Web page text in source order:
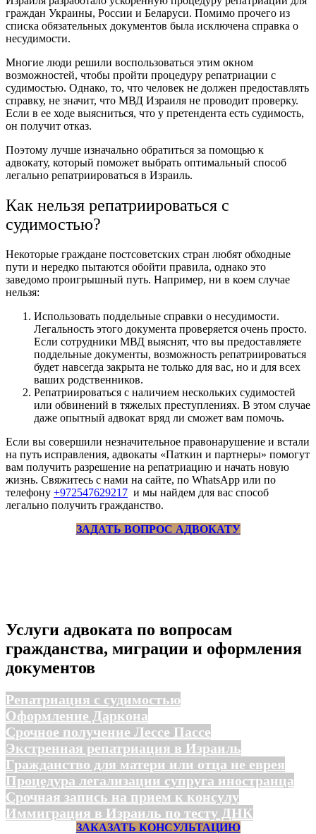
граждан Украины, России и Беларуси. Помимо прочего из
списка обязательных документов была исключена справка о
несудимости.
Многие люди решили воспользоваться этим окном
возможностей, чтобы пройти процедуру репатриации с
судимостью. Однако, то, что человек не должен предоставлять
справку, не значит, что МВД Израиля не проводит проверку.
Если в ее ходе выясниться, что у претендента есть судимость,
он получит отказ.
Поэтому лучше изначально обратиться за помощью к
адвокату, который поможет выбрать оптимальный способ
легально репатриироваться в Израиль.
Как нельзя репатриироваться с
судимостью?
Некоторые граждане постсоветских стран любят обходные
пути и нередко пытаются обойти правила, однако это
заведомо проигрышный путь. Например, ни в коем случае
нельзя:
Использовать поддельные справки о несудимости.
Легальность этого документа проверяется очень просто.
Если сотрудники МВД выяснят, что вы предоставляете
поддельные документы, возможность репатриироваться
будет навсегда закрыта не только для вас, но и для всех
ваших родственников.
Репатриироваться с наличием нескольких судимостей
или обвинений в тяжелых преступлениях. В этом случае
даже опытный адвокат вряд ли сможет вам помочь.
Если вы совершили незначительное правонарушение и встали
на путь исправления, адвокаты «Паткин и партнеры» помогут
вам получить разрешение на репатриацию и начать новую
жизнь. Свяжитесь с нами на сайте, по WhatsApp или по
телефону +972547629217 и мы найдем для вас способ
легально получить гражданство.
ЗАДАТЬ ВОПРОС АДВОКАТУ
Услуги адвоката по вопросам
гражданства, миграции и оформления
документов
Репатриация с судимостью
Оформление Даркона
Срочное получение Лессе Пассе
Экстренная репатриация в Израиль
Гражданство для матери или отца не еврея
Процедура легализации супруга иностранца
Срочная запись на прием к консулу
Иммиграция в Израиль по тесту ДНК
ЗАКАЗАТЬ КОНСУЛЬТАЦИЮ